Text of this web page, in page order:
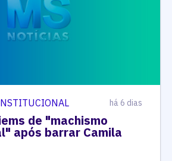
há 6 dias
de "machismo
após barrar Camila